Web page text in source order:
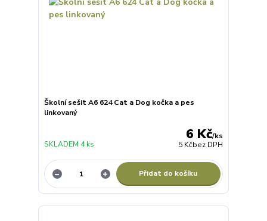
Školní sešit A6 624 Cat a Dog kočka a pes
linkovaný
6 Kč/ks
5 Kčbez DPH
SKLADEM 4 ks
Přidat do košíku